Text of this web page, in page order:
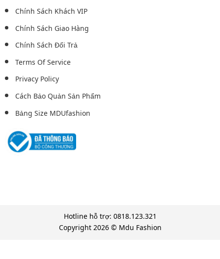
Chính Sách Khách VIP
Chính Sách Giao Hàng
Chính Sách Đổi Trả
Terms Of Service
Privacy Policy
Cách Bảo Quản Sản Phẩm
Bảng Size MDUfashion
Hotline hỗ trợ: 0818.123.321
Copyright 2026 © Mdu Fashion